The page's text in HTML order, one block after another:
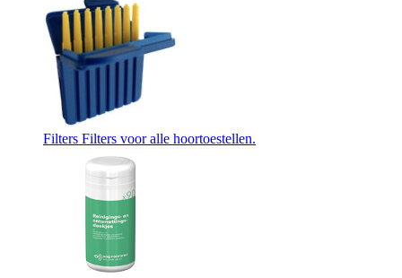
Filters Filters voor alle hoortoestellen.